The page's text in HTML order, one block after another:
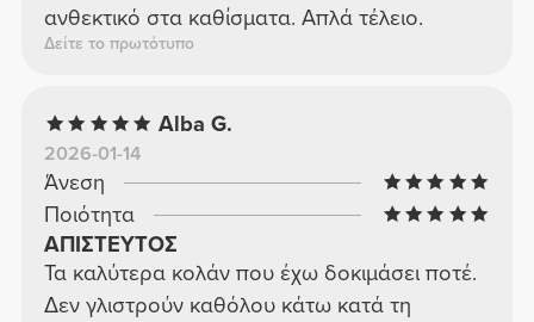
ανθεκτικό στα καθίσματα. Απλά τέλειο.
Δείτε το πρωτότυπο
Alba G.
2026-01-14
Άνεση
Ποιότητα
ΑΠΙΣΤΕΥΤΟΣ
Τα καλύτερα κολάν που έχω δοκιμάσει ποτέ.
Δεν γλιστρούν καθόλου κάτω κατά τη